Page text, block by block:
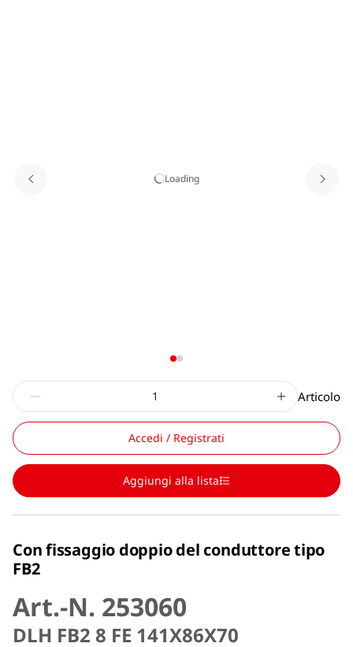
Loading
Articolo
Accedi / Registrati
Aggiungi alla lista
Con fissaggio doppio del conduttore tipo
FB2
Art.-N. 253060
DLH FB2 8 FE 141X86X70